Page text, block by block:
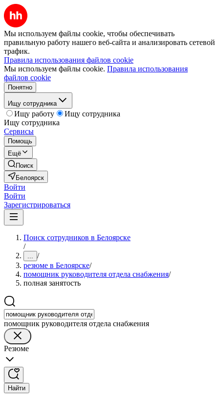
Мы используем файлы cookie, чтобы обеспечивать
правильную работу нашего веб-сайта и анализировать сетевой
трафик.
Правила использования файлов cookie
Мы используем файлы cookie. Правила использования
файлов cookie
Понятно
Ищу сотрудника
Ищу работу
Ищу сотрудника
Ищу сотрудника
Сервисы
Помощь
Ещё
Поиск
Белоярск
Войти
Войти
Зарегистрироваться
Поиск сотрудников в Белоярске
/
... /
резюме в Белоярске/
помощник руководителя отдела снабжения/
полная занятость
помощник руководителя отдела снабжения
Резюме
Найти